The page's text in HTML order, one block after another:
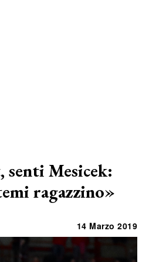
senti Mesicek:
ragazzino»
14 Marzo 2019